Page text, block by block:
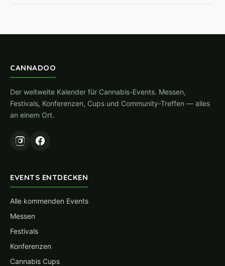
CANNADOO
Der weltweite Kalender für Cannabis-Events. Messen,
Festivals, Konferenzen, Cups und Community-Treffen — alles
an einem Ort.
EVENTS ENTDECKEN
Alle kommenden Events
Messen
Festivals
Konferenzen
Cannabis Cups